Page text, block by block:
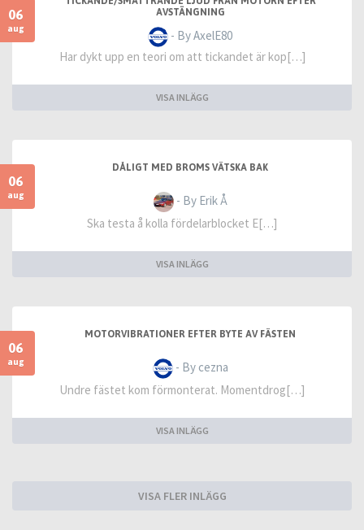
06
aug
AVSTÄNGNING
- By AxelE80
Har dykt upp en teori om att tickandet är kop[…]
VISA INLÄGG
06
aug
DÅLIGT MED BROMS VÄTSKA BAK
- By Erik Å
Ska testa å kolla fördelarblocket E[…]
VISA INLÄGG
06
aug
MOTORVIBRATIONER EFTER BYTE AV FÄSTEN
- By cezna
Undre fästet kom förmonterat. Momentdrog[…]
VISA INLÄGG
VISA FLER INLÄGG